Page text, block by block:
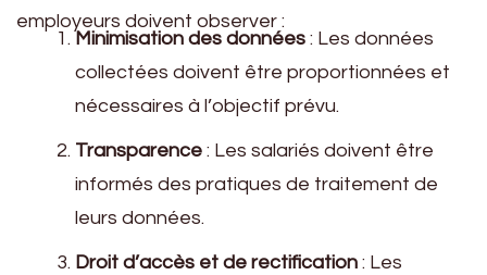
employeurs doivent observer :
Minimisation des données : Les données
collectées doivent être proportionnées et
nécessaires à l’objectif prévu.
Transparence : Les salariés doivent être
informés des pratiques de traitement de
leurs données.
Droit d’accès et de rectification : Les